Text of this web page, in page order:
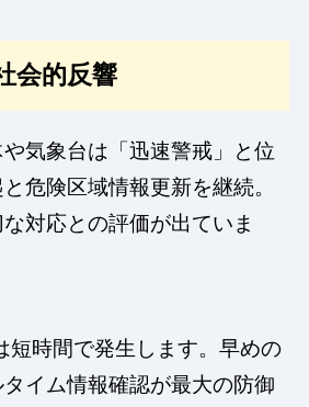
会的反響
気象台は「迅速警戒」と位
危険区域情報更新を継続。
対応との評価が出ていま
短時間で発生します。早めの
イム情報確認が最大の防御